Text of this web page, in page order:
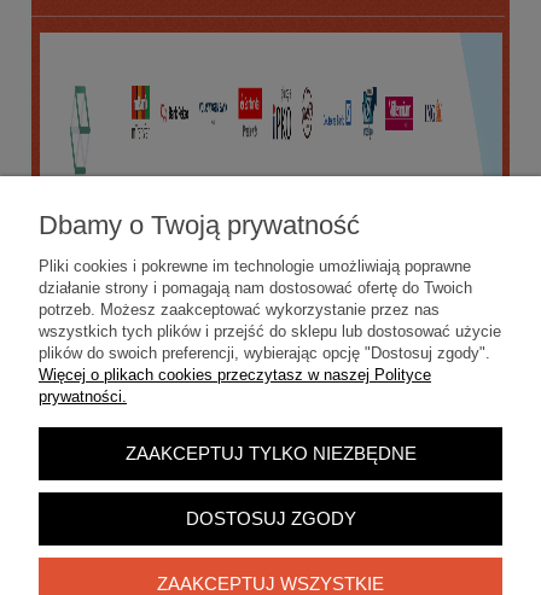
POKAŻ PEŁNĄ WERSJĘ STRONY
Sklep internetowy Shoper.pl
Dbamy o Twoją prywatność
Pliki cookies i pokrewne im technologie umożliwiają poprawne
działanie strony i pomagają nam dostosować ofertę do Twoich
potrzeb. Możesz zaakceptować wykorzystanie przez nas
wszystkich tych plików i przejść do sklepu lub dostosować użycie
plików do swoich preferencji, wybierając opcję "Dostosuj zgody".
Więcej o plikach cookies przeczytasz w naszej Polityce
prywatności.
ZAAKCEPTUJ TYLKO NIEZBĘDNE
DOSTOSUJ ZGODY
ZAAKCEPTUJ WSZYSTKIE